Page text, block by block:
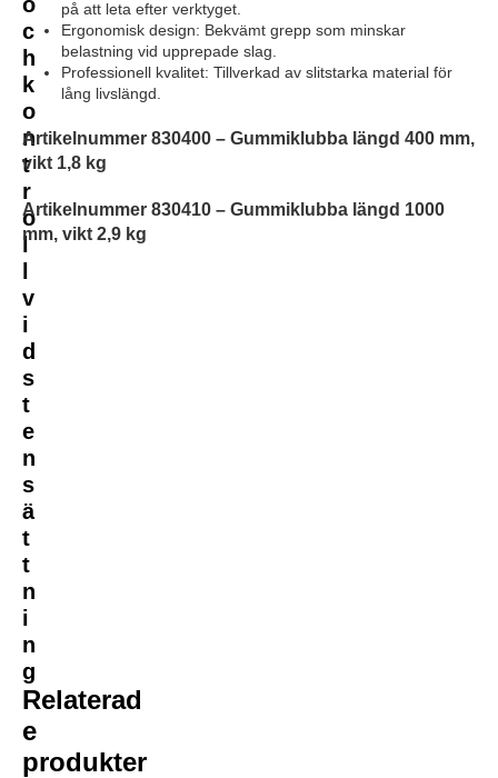
c
h
k
o
n
t
r
o
l
v
i
d
s
t
e
n
s
ä
t
t
n
i
n
g
på att leta efter verktyget.
Ergonomisk design: Bekvämt grepp som minskar
belastning vid upprepade slag.
Professionell kvalitet: Tillverkad av slitstarka material för
lång livslängd.
Artikelnummer 830400 – Gummiklubba längd 400 mm,
vikt 1,8 kg
Artikelnummer 830410 – Gummiklubba längd 1000
mm, vikt 2,9 kg
Relaterad
e
produkter